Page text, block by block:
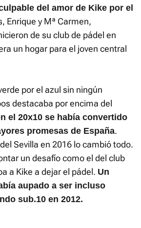
del amor de Kike por el
Enrique y Mª Carmen,
de su club de pádel en
un hogar para el joven central
por el azul sin ningún
destacaba por encima del
el 20x10 se había convertido
promesas de España.
Sevilla en 2016 lo cambió todo.
un desafío como el del club
a Kike a dejar el pádel. Un
aupado a ser incluso
sub.10 en 2012.